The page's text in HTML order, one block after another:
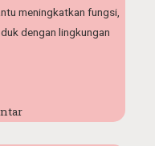
meningkatkan fungsi,
dengan lingkungan